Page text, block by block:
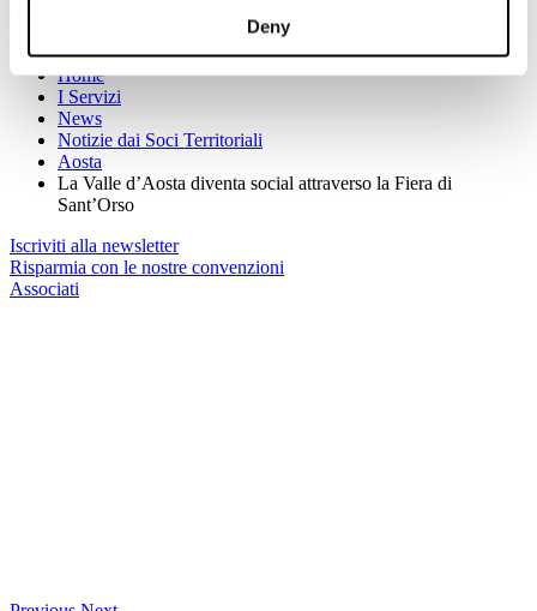
Deny
Sei qui:
Home
I Servizi
News
Notizie dai Soci Territoriali
Aosta
La Valle d’Aosta diventa social attraverso la Fiera di
Sant’Orso
Iscriviti alla newsletter
Risparmia con le nostre convenzioni
Associati